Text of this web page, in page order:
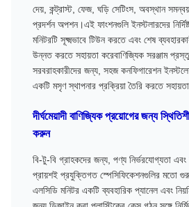
দেয়, কন্ট্রাস্ট, ফেজ, ঘড়ি সেটিংস, অবস্থান
প্রদর্শন অপশন।এই ফাংশনগুলি ইনস্টলারদের
মনিটরটি সূক্ষ্মভাবে টিউন করতে এবং শেষ
উন্নত করতে সহায়তা করেবাণিজ্যিক সরঞ্জাম
সরবরাহকারীদের জন্য, সহজ কনফিগারেশন
একটি মসৃণ স্থাপনার প্রক্রিয়া তৈরি করতে
দীর্ঘমেয়াদী বাণিজ্যিক প্রয়োগের জন্য
করুন
বি-টু-বি গ্রাহকদের জন্য, পণ্য নির্ভরযোগ্যতা এবং
প্রায়শই প্রযুক্তিগত স্পেসিফিকেশনগুলির মতো
এলসিডি মনিটর একটি ব্যবহারিক প্যানেল এবং